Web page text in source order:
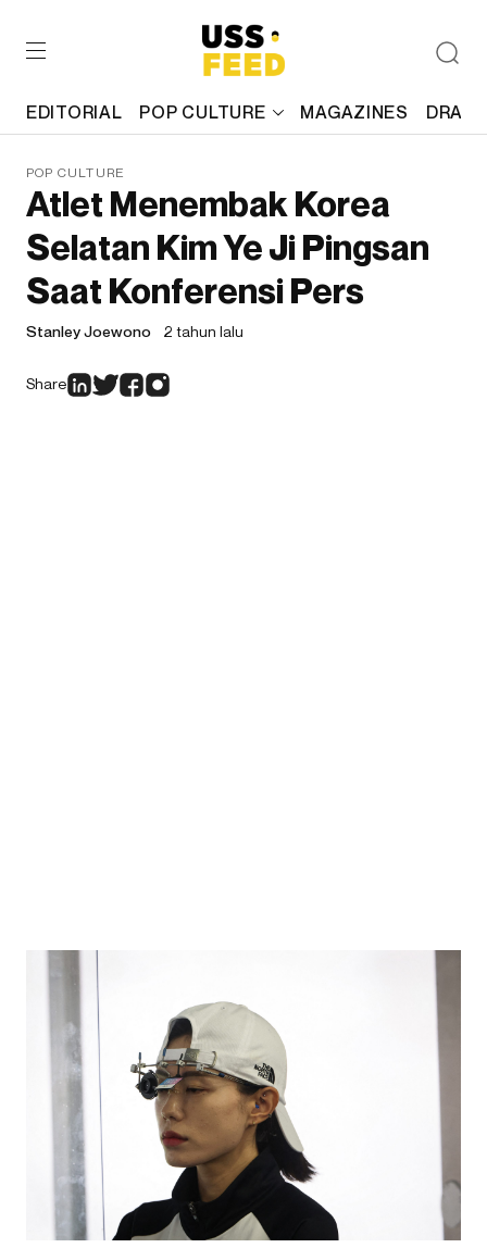
EDITORIAL POP CULTURE MAGAZINES
POP CULTURE
Atlet Menembak Korea
Selatan Kim Ye Ji Pingsan
Saat Konferensi Pers
Stanley Joewono 2 tahun lalu
Share